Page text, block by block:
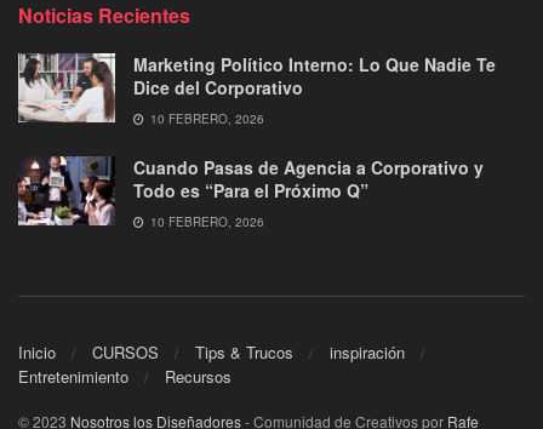
Noticias Recientes
Marketing Político Interno: Lo Que Nadie Te
Dice del Corporativo
10 FEBRERO, 2026
Cuando Pasas de Agencia a Corporativo y
Todo es “Para el Próximo Q”
10 FEBRERO, 2026
Inicio CURSOS Tips & Trucos
inspiración
Entretenimiento
Recursos
© 2023 Nosotros los Diseñadores- Comunidad de Creativos por Rafe